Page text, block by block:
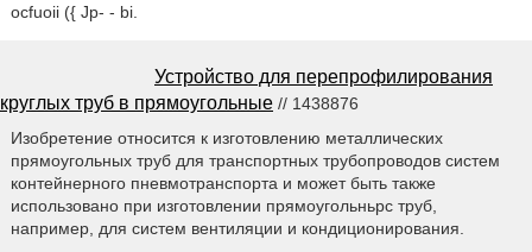
ocfuoii ({ Jp- - bi.
Устройство для перепрофилирования
круглых труб в прямоугольные // 1438876
Изобретение относится к изготовлению металлических
прямоугольных труб для транспортных трубопроводов систем
контейнерного пневмотранспорта и может быть также
использовано при изготовлении прямоугольньрс труб,
например, для систем вентиляции и кондиционирования.